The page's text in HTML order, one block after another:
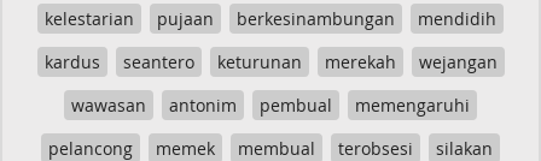
kelestarian
pujaan berkesinambungan
mendidih
kardus
seantero keturunan merekah
wejangan
wawasan
antonim pembual
memengaruhi
pelancong
memek membual terobsesi
silakan